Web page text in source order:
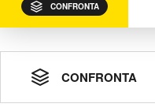
CONFRONTA
CONFRONTA